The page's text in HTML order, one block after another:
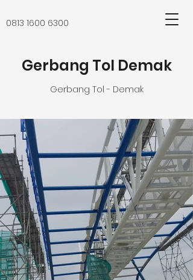
0813 1600 6300
Gerbang Tol Demak
Gerbang Tol - Demak